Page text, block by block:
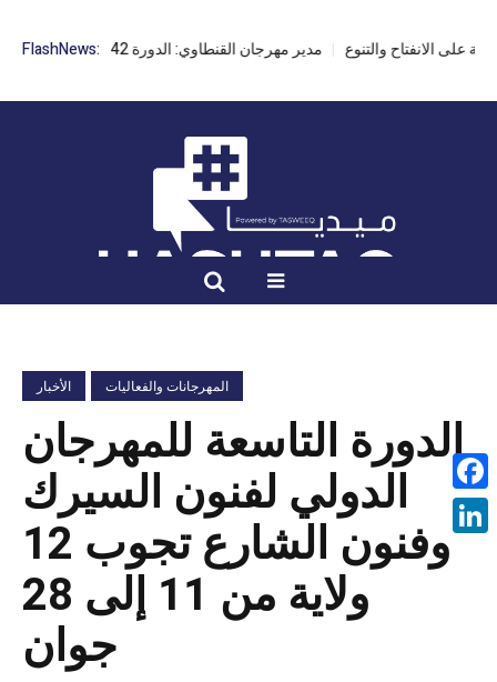
FlashNews:مدير مهرجان القنطاوي: الدورة 42 مهددة بسبب تأخر التراخيص
الأخبار المهرجانات والفعاليات
الدورة التاسعة للمهرجان
الدولي لفنون السيرك
وفنون الشارع تجوب 12
ولاية من 11 إلى 28
جوان